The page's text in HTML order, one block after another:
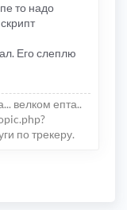
то надо
Его слеплю
велком епта..
по трекеру.